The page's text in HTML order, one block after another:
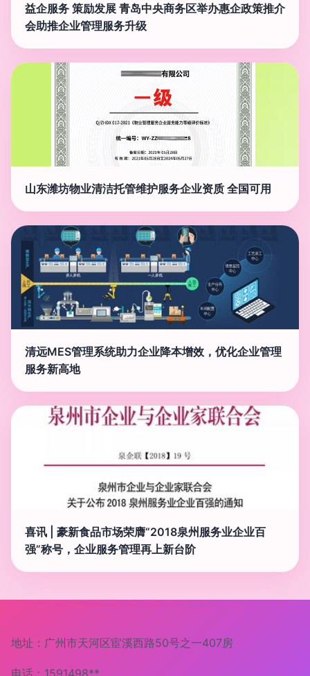
益企服务 策励发展 青岛中央商务区举办惠企政策推介
会助推企业管理服务升级
山东潍坊物业清洁托管维护服务企业资质 全国可用
清远MES管理系统助力企业降本增效，优化企业管理
服务新高地
喜讯 | 豪新食品市场荣膺“2018泉州服务业企业百
强”称号，企业服务管理再上新台阶
地址：广州市天河区宦溪西路50号之一407房
电话：1591498**